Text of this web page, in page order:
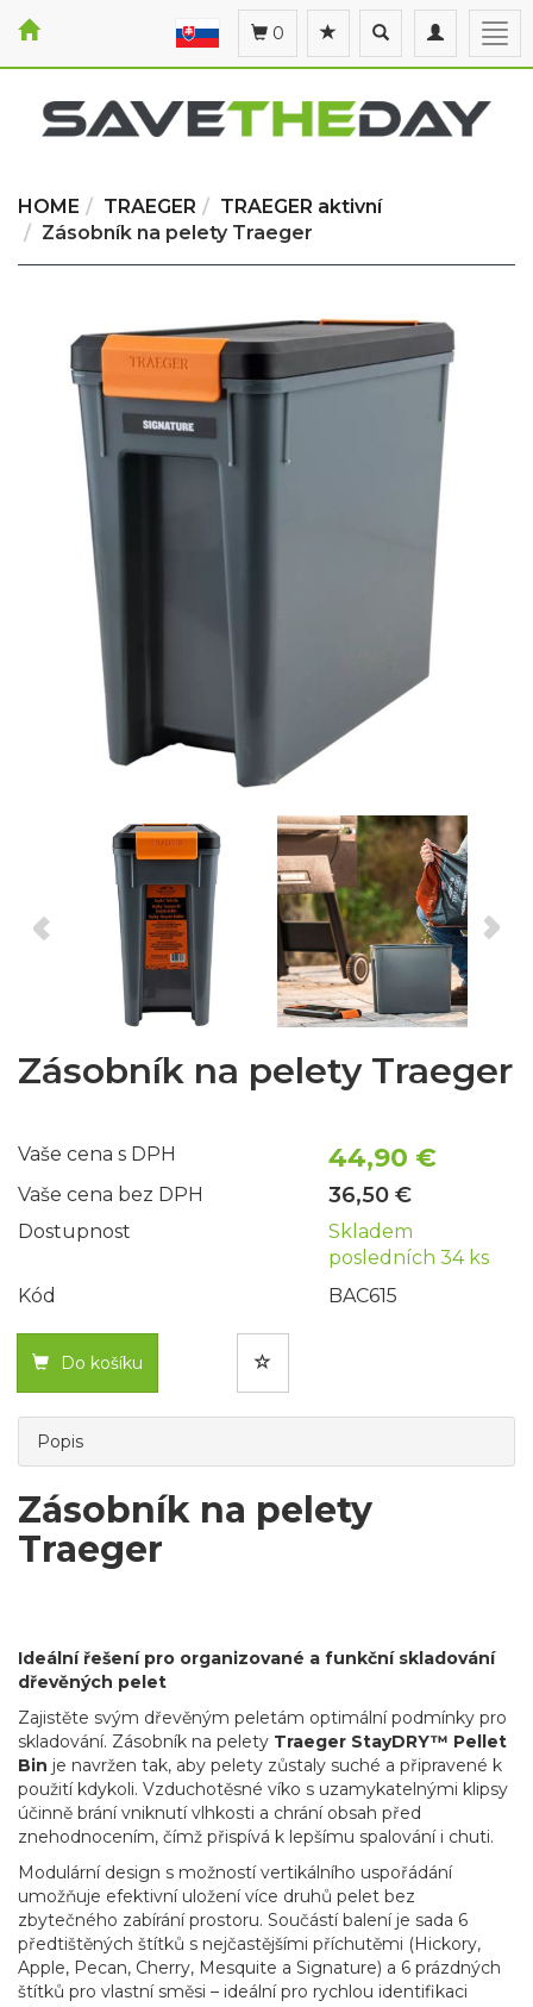
Toggle
navigation
Toggle
search
0
HOME TRAEGER
TRAEGER aktivní
Zásobník na pelety Traeger
Zásobník na pelety Traeger
Vaše cena s DPH 44,90 €
Vaše cena bez DPH 36,50 €
Dostupnost
Skladem
posledních 34 ks
Kód
BAC615
Do košíku
Popis
Zásobník na pelety
Traeger
Ideální řešení pro organizované a funkční skladování
dřevěných pelet
Zajistěte svým dřevěným peletám optimální podmínky pro
skladování. Zásobník na pelety Traeger StayDRY™ Pellet
Bin je navržen tak, aby pelety zůstaly suché a připravené k
použití kdykoli. Vzduchotěsné víko s uzamykatelnými klipsy
účinně brání vniknutí vlhkosti a chrání obsah před
znehodnocením, čímž přispívá k lepšímu spalování i chuti.
Modulární design s možností vertikálního uspořádání
umožňuje efektivní uložení více druhů pelet bez
zbytečného zabírání prostoru. Součástí balení je sada 6
předtištěných štítků s nejčastějšími příchutěmi (Hickory,
Apple, Pecan, Cherry, Mesquite a Signature) a 6 prázdných
štítků pro vlastní směsi – ideální pro rychlou identifikaci